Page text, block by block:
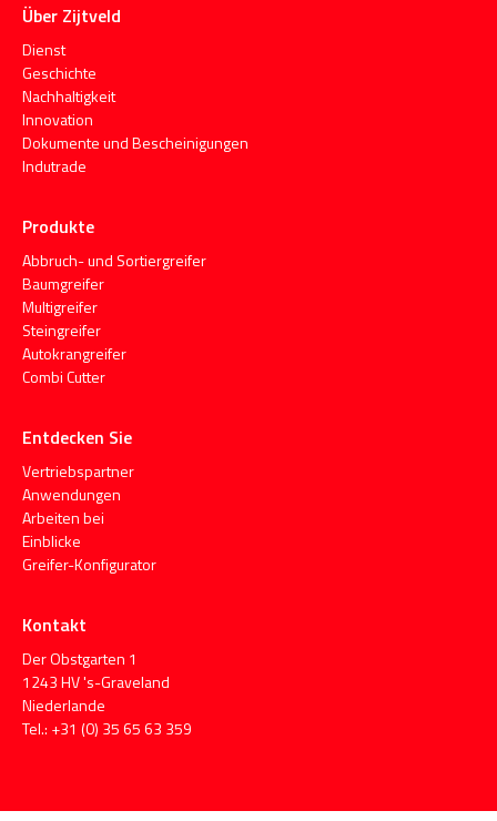
Über Zijtveld
Dienst
Geschichte
Nachhaltigkeit
Innovation
Dokumente und Bescheinigungen
Indutrade
Produkte
Abbruch- und Sortiergreifer
Baumgreifer
Multigreifer
Steingreifer
Autokrangreifer
Combi Cutter
Entdecken Sie
Vertriebspartner
Anwendungen
Arbeiten bei
Einblicke
Greifer-Konfigurator
Kontakt
Der Obstgarten 1
1243 HV 's-Graveland
Niederlande
Tel.: +31 (0) 35 65 63 359